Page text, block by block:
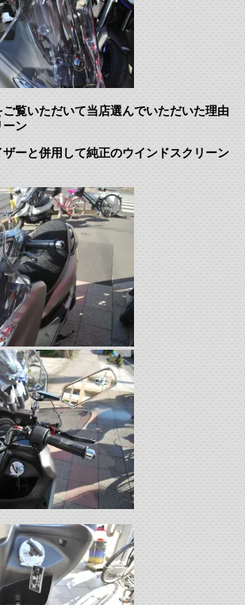
覧いただいて当店選んでいただいた理由
ーン
ーと併用して純正のウインドスクリーン